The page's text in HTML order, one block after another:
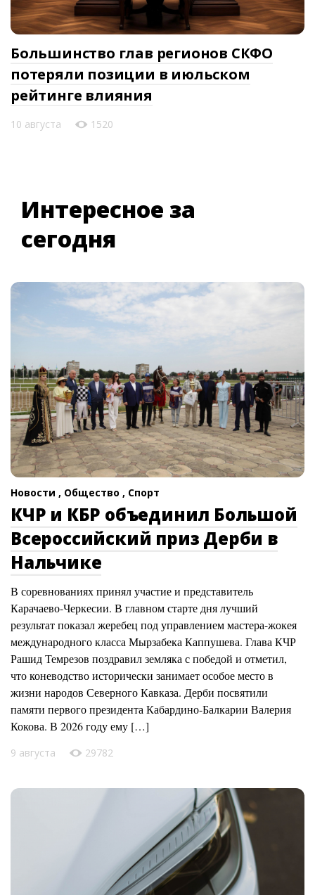
Большинство глав регионов СКФО
потеряли позиции в июльском
рейтинге влияния
10 августа 1520
Интересное за
сегодня
Новости , Общество , Спорт
КЧР и КБР объединил Большой
Всероссийский приз Дерби в
Нальчике
В соревнованиях принял участие и представитель
Карачаево-Черкесии. В главном старте дня лучший
результат показал жеребец под управлением мастера-жокея
международного класса Мырзабека Каппушева. Глава КЧР
Рашид Темрезов поздравил земляка с победой и отметил,
что коневодство исторически занимает особое место в
жизни народов Северного Кавказа. Дерби посвятили
памяти первого президента Кабардино-Балкарии Валерия
Кокова. В 2026 году ему […]
9 августа 29782